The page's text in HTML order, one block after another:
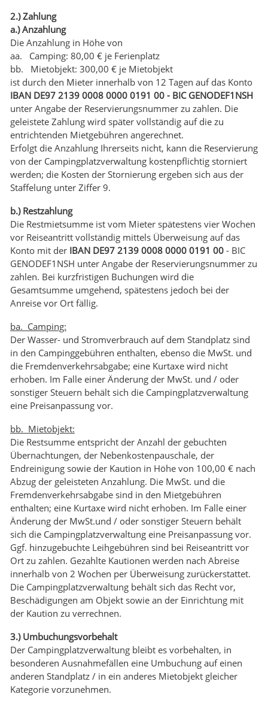
2.) Zahlung
a.) Anzahlung
Die Anzahlung in Höhe von
aa. Camping: 80,00 € je Ferienplatz
bb. Mietobjekt: 300,00 € je Mietobjekt
ist durch den Mieter innerhalb von 12 Tagen auf das Konto
IBAN DE97 2139 0008 0000 0191 00 - BIC GENODEF1NSH
unter Angabe der Reservierungsnummer zu zahlen. Die
geleistete Zahlung wird später vollständig auf die zu
entrichtenden Mietgebühren angerechnet.
Erfolgt die Anzahlung Ihrerseits nicht, kann die Reservierung
von der Campingplatzverwaltung kostenpflichtig storniert
werden; die Kosten der Stornierung ergeben sich aus der
Staffelung unter Ziffer 9.
b.) Restzahlung
Die Restmietsumme ist vom Mieter spätestens vier Wochen
vor Reiseantritt vollständig mittels Überweisung auf das
Konto mit der IBAN DE97 2139 0008 0000 0191 00 - BIC
GENODEF1NSH unter Angabe der Reservierungsnummer zu
zahlen. Bei kurzfristigen Buchungen wird die
Gesamtsumme umgehend, spätestens jedoch bei der
Anreise vor Ort fällig.
ba. Camping:
Der Wasser- und Stromverbrauch auf dem Standplatz sind
in den Campinggebühren enthalten, ebenso die MwSt. und
die Fremdenverkehrsabgabe; eine Kurtaxe wird nicht
erhoben. Im Falle einer Änderung der MwSt. und / oder
sonstiger Steuern behält sich die Campingplatzverwaltung
eine Preisanpassung vor.
bb. Mietobjekt:
Die Restsumme entspricht der Anzahl der gebuchten
Übernachtungen, der Nebenkostenpauschale, der
Endreinigung sowie der Kaution in Höhe von 100,00 € nach
Abzug der geleisteten Anzahlung. Die MwSt. und die
Fremdenverkehrsabgabe sind in den Mietgebühren
enthalten; eine Kurtaxe wird nicht erhoben. Im Falle einer
Änderung der MwSt.und / oder sonstiger Steuern behält
sich die Campingplatzverwaltung eine Preisanpassung vor.
Ggf. hinzugebuchte Leihgebühren sind bei Reiseantritt vor
Ort zu zahlen. Gezahlte Kautionen werden nach Abreise
innerhalb von 2 Wochen per Überweisung zurückerstattet.
Die Campingplatzverwaltung behält sich das Recht vor,
Beschädigungen am Objekt sowie an der Einrichtung mit
der Kaution zu verrechnen.
3.) Umbuchungsvorbehalt
Der Campingplatzverwaltung bleibt es vorbehalten, in
besonderen Ausnahmefällen eine Umbuchung auf einen
anderen Standplatz / in ein anderes Mietobjekt gleicher
Kategorie vorzunehmen.